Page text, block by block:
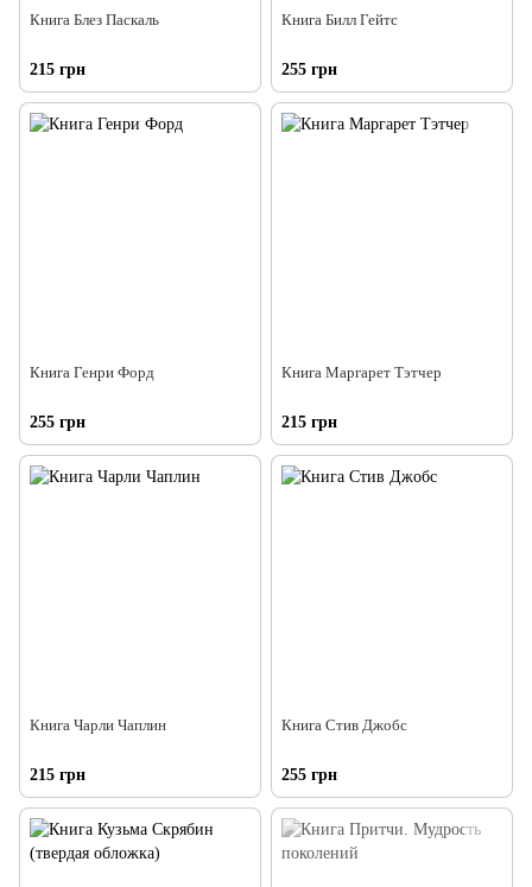
Книга Блез Паскаль
215 грн
Книга Билл Гейтс
255 грн
Книга Генри Форд
255 грн
Книга Маргарет Тэтчер
215 грн
Книга Чарли Чаплин
215 грн
Книга Стив Джобс
255 грн